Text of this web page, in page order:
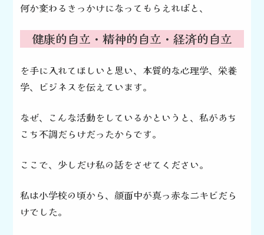
何か変わるきっかけになってもらえればと、
健康的自立・精神的自立・経済的自立
を手に入れてほしいと思い、 本質的な心理学、栄養
学、
ビジネスを伝えています。
なぜ、こんな活動をしているかというと、私があち
こち不調だらけだったからです。
ここで、少しだけ私の話をさせてください。
私は小学校の頃から、顔面中が真っ赤なニキビだら
けでした。